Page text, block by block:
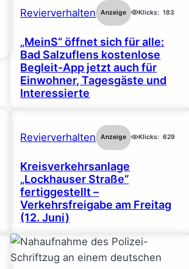
Revierverhalten Anzeige Klicks: 183
„MeinS“ öffnet sich für alle:
Bad Salzuflens kostenlose
Begleit-App jetzt auch für
Einwohner, Tagesgäste und
Interessierte
Revierverhalten Anzeige Klicks: 629
Kreisverkehrsanlage
„Lockhauser Straße“
fertiggestellt –
Verkehrsfreigabe am Freitag
(12. Juni)